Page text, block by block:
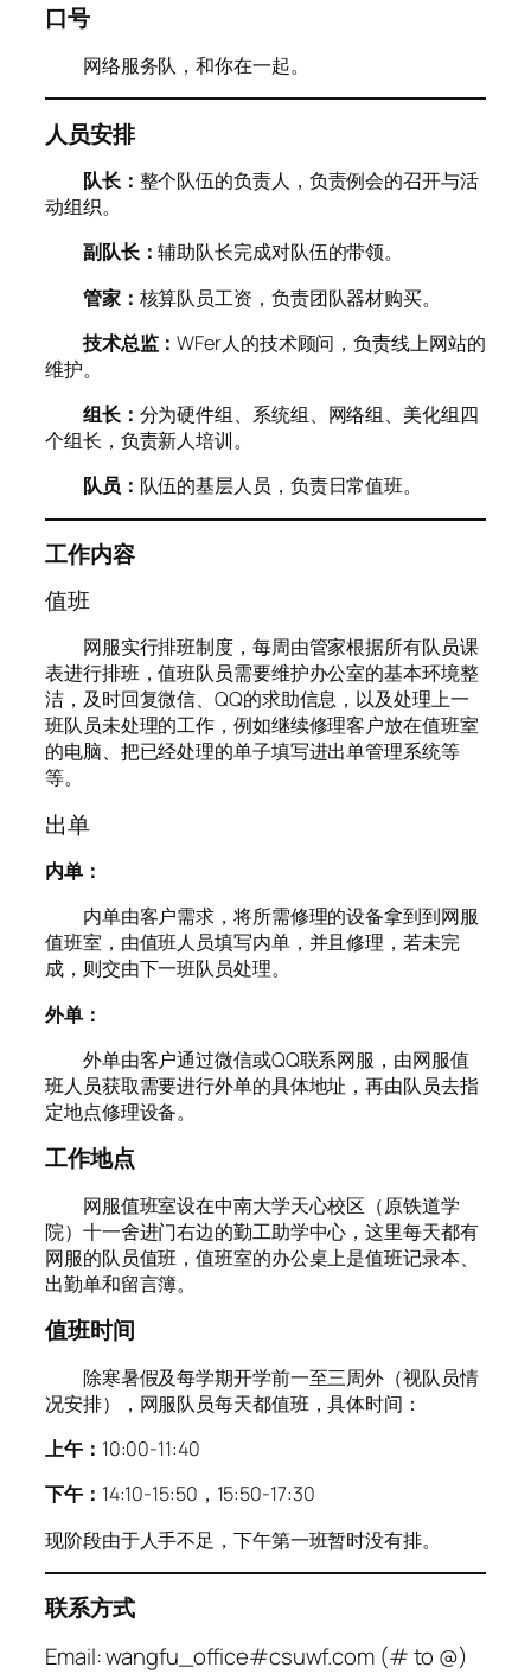
口号
网络服务队，和你在一起。
人员安排
队长： 整个队伍的负责人，负责例会的召开与活
动组织。
副队长：辅助队长完成对队伍的带领。
管家： 核算队员工资，负责团队器材购买。
技术总监：WFer人的技术顾问，负责线上网站的
维护。
组长： 分为硬件组、系统组、网络组、美化组四
个组长，负责新人培训。
队员： 队伍的基层人员，负责日常值班。
工作内容
值班
网服实行排班制度，每周由管家根据所有队员课
表进行排班，值班队员需要维护办公室的基本环境整
洁，及时回复微信、QQ的求助信息，以及处理上一
班队员未处理的工作，例如继续修理客户放在值班室
的电脑、把已经处理的单子填写进出单管理系统等
等。
出单
内单：
内单由客户需求，将所需修理的设备拿到到网服
值班室，由值班人员填写内单，并且修理，若未完
成，则交由下一班队员处理。
外单：
外单由客户通过微信或QQ联系网服，由网服值
班人员获取需要进行外单的具体地址，再由队员去指
定地点修理设备。
工作地点
网服值班室设在中南大学天心校区（原铁道学
院）十一舍进门右边的勤工助学中心，这里每天都有
网服的队员值班，值班室的办公桌上是值班记录本、
出勤单和留言簿。
值班时间
除寒暑假及每学期开学前一至三周外（视队员情
况安排），网服队员每天都值班，具体时间：
上午： 10:00-11:40
下午： 14:10-15:50，15:50-17:30
现阶段由于人手不足，下午第一班暂时没有排。
联系方式
Email: wangfu_office#csuwf.com (# to @)